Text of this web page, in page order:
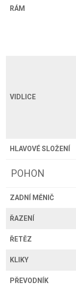
RÁM
VIDLICE
HLAVOVÉ SLOŽENÍ
POHON
ZADNÍ MĚNIČ
ŘAZENÍ
ŘETĚZ
KLIKY
PŘEVODNÍK